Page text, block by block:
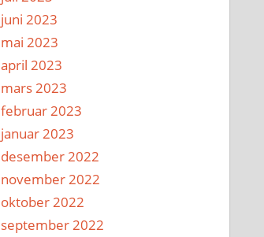
juni 2023
mai 2023
april 2023
mars 2023
februar 2023
januar 2023
desember 2022
november 2022
oktober 2022
september 2022